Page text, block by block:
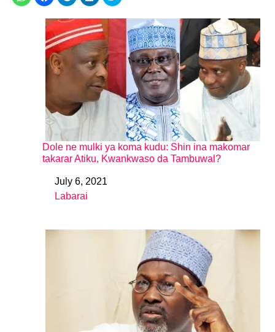
Dole ne mulki ya koma kudu: Shin ina makomar
takarar Atiku, Kwankwaso da Tambuwal?
DateJuly 6, 2021
In relation to
Labarai